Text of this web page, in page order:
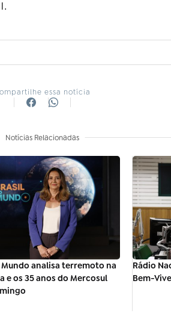
essa notícia
Notícias Relacionadas
Mundo analisa terremoto na
e os 35 anos do Mercosul
Rádio
Bem-